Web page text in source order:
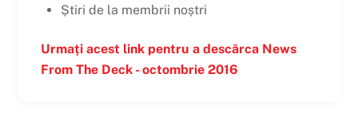
Știri de la membrii noștri
Urmați acest link pentru a descărca News
From The Deck - octombrie 2016